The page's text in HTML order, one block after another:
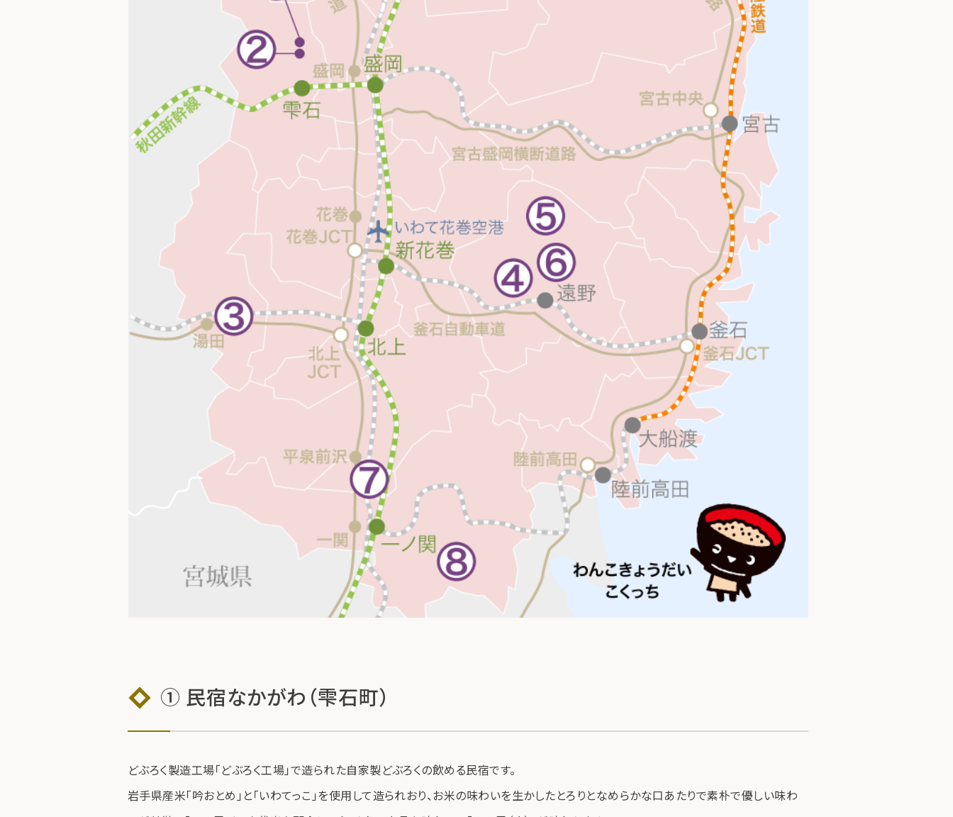
① 民宿なかがわ（雫石町）
どぶろく製造工場「どぶろく工場」で造られた自家製どぶろくの飲める民宿です。
岩手県産米「吟おとめ」と「いわてっこ」を使用して造られおり、お米の味わいを生かしたとろりとなめらかな口あたりで素朴で優しい味わ